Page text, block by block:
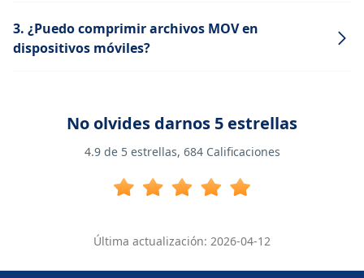
3. ¿Puedo comprimir archivos MOV en
dispositivos móviles?
No olvides darnos 5 estrellas
4.9de 5 estrellas, 684Calificaciones
Última actualización: 2026-04-12